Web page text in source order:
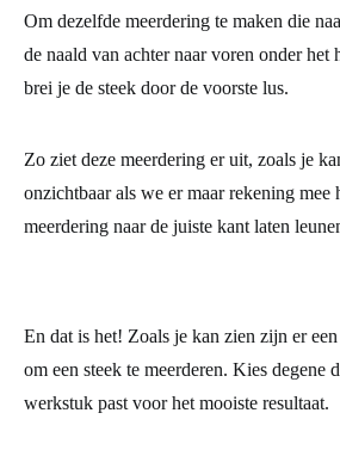
Om dezelfde meerdering te maken die
de naald van achter naar voren onder het
brei je de steek door de voorste lus.
Zo ziet deze meerdering er uit, zoals je
onzichtbaar als we er maar rekening mee
meerdering naar de juiste kant laten
En dat is het! Zoals je kan zien zijn er
om een steek te meerderen. Kies degene
werkstuk past voor het mooiste resultaat.